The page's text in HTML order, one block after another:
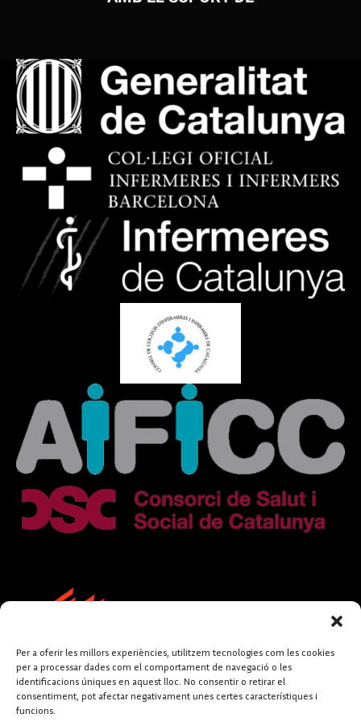
Per a oferir les millors experiències, utilitzem tecnologies com les cookies
per a processar dades com el comportament de navegació o les
identificacions úniques en aquest lloc. No consentir o retirar el
consentiment, pot afectar negativament unes certes característiques i
funcions.